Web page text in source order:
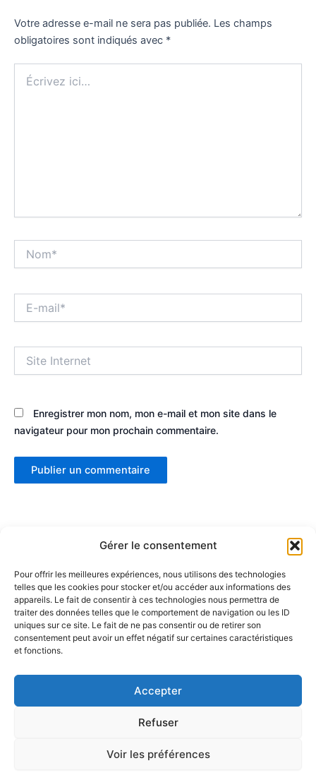
Gérer le consentement
Pour offrir les meilleures expériences, nous utilisons des technologies
telles que les cookies pour stocker et/ou accéder aux informations des
appareils. Le fait de consentir à ces technologies nous permettra de
traiter des données telles que le comportement de navigation ou les ID
uniques sur ce site. Le fait de ne pas consentir ou de retirer son
consentement peut avoir un effet négatif sur certaines caractéristiques
et fonctions.
Accepter
Refuser
Voir les préférences
Votre adresse e-mail ne sera pas publiée. Les champs
obligatoires sont indiqués avec *
ici…
mail*
Internet
Enregistrer mon nom, mon e-mail et mon site dans le
navigateur pour mon prochain commentaire.
Partenaires :
LaMaisonDuDonut
LaBelleBiere
Copyright © 2026 La Renverse | Propulsé par